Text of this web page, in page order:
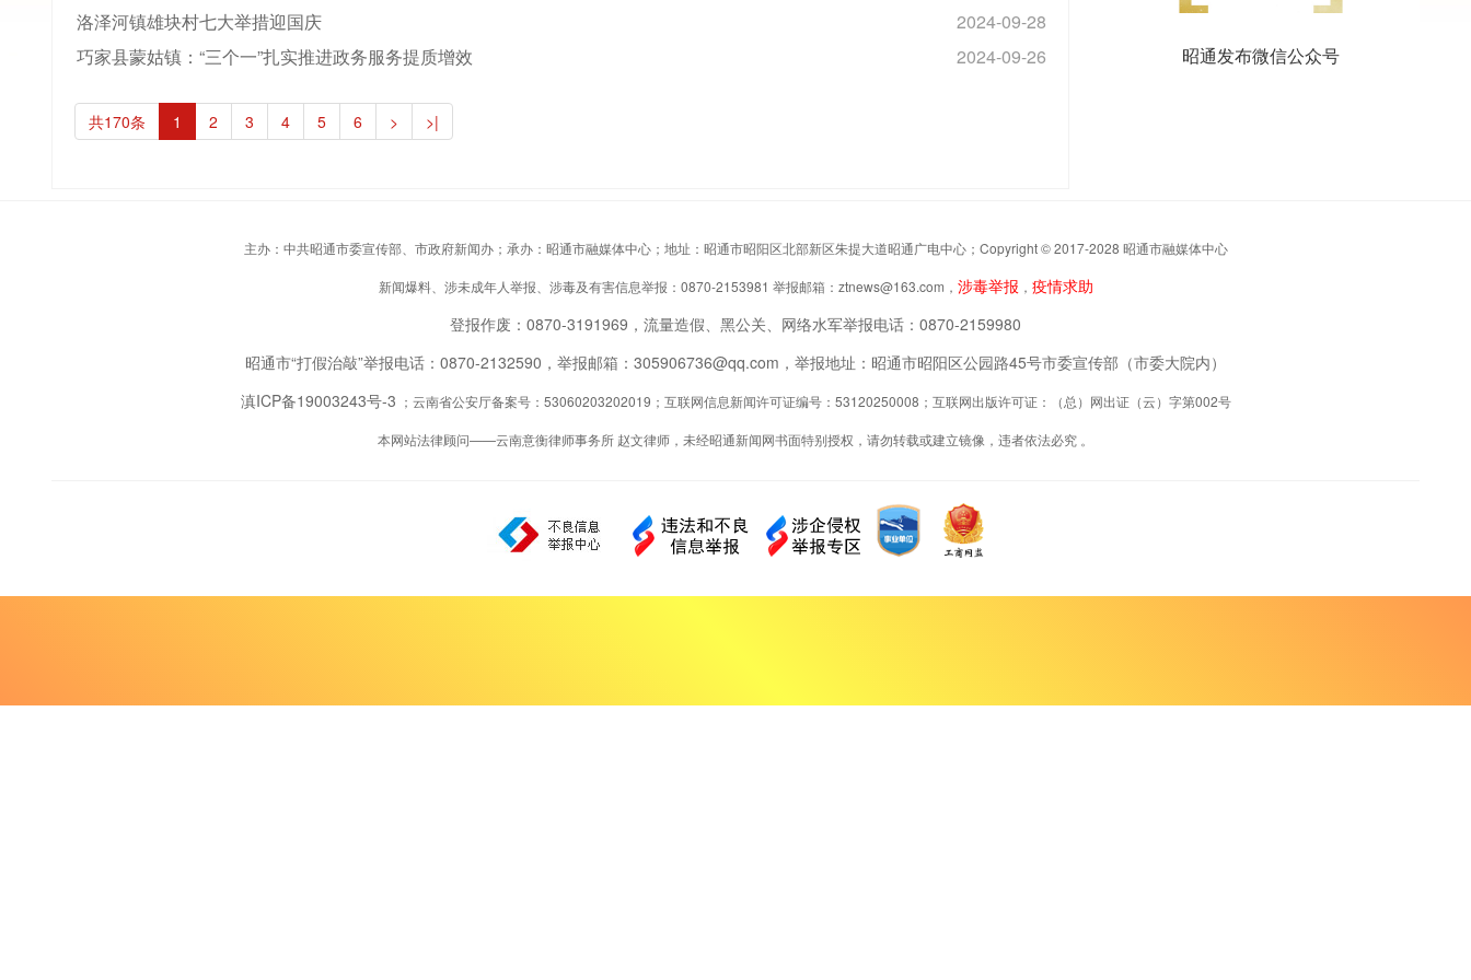
2024-09-28
洛泽河镇雄块村七大举措迎国庆
2024-09-26
巧家县蒙姑镇：“三个一”扎实推进政务服务提质增效
共170条 1 2 3 4 5 6 > >|
昭通发布微信公众号
主办：中共昭通市委宣传部、市政府新闻办；承办：昭通市融媒体中心；地址：昭通市昭阳区北部新区朱提大道昭通广电中心；Copyright © 2017-2028 昭通市融媒体中心
新闻爆料、涉未成年人举报、涉毒及有害信息举报：0870-2153981 举报邮箱：ztnews@163.com， 涉毒举报 ， 疫情求助
登报作废：0870-3191969，流量造假、黑公关、网络水军举报电话：0870-2159980
昭通市“打假治敲”举报电话：0870-2132590，举报邮箱：305906736@qq.com，举报地址：昭通市昭阳区公园路45号市委宣传部（市委大院内）
滇ICP备19003243号-3 ；云南省公安厅备案号：53060203202019；互联网信息新闻许可证编号：53120250008；互联网出版许可证：（总）网出证（云）字第002号
本网站法律顾问——云南意衡律师事务所 赵文律师，未经昭通新闻网书面特别授权，请勿转载或建立镜像，违者依法必究 。